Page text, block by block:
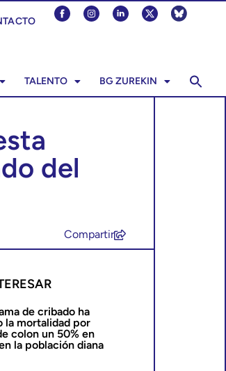
TALENTO BG ZUREKIN
del
Compartir
de cribado ha
la mortalidad por
colon un 50% en
la población diana